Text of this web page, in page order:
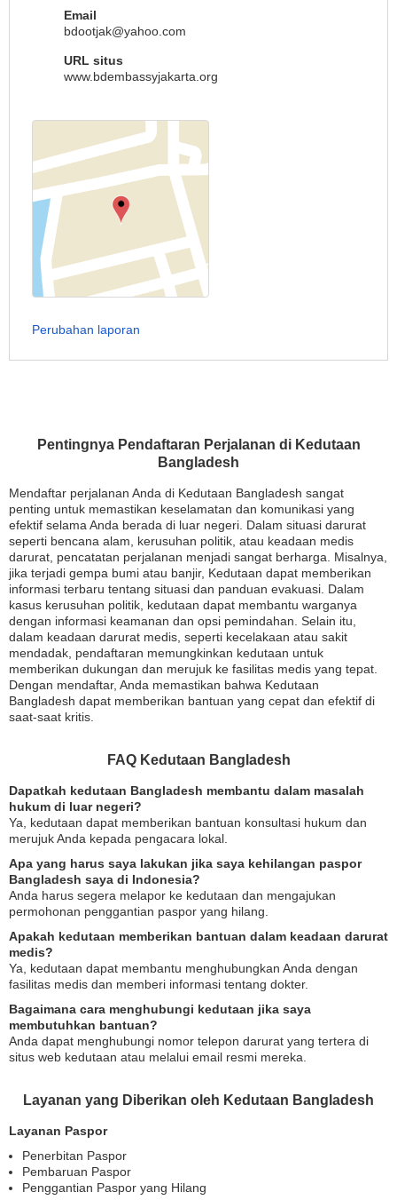
Pentingnya Pendaftaran Perjalanan di Kedutaan
Bangladesh
Mendaftar perjalanan Anda di Kedutaan Bangladesh sangat
penting untuk memastikan keselamatan dan komunikasi yang
efektif selama Anda berada di luar negeri. Dalam situasi darurat
seperti bencana alam, kerusuhan politik, atau keadaan medis
darurat, pencatatan perjalanan menjadi sangat berharga. Misalnya,
jika terjadi gempa bumi atau banjir, Kedutaan dapat memberikan
informasi terbaru tentang situasi dan panduan evakuasi. Dalam
kasus kerusuhan politik, kedutaan dapat membantu warganya
dengan informasi keamanan dan opsi pemindahan. Selain itu,
dalam keadaan darurat medis, seperti kecelakaan atau sakit
mendadak, pendaftaran memungkinkan kedutaan untuk
memberikan dukungan dan merujuk ke fasilitas medis yang tepat.
Dengan mendaftar, Anda memastikan bahwa Kedutaan
Bangladesh dapat memberikan bantuan yang cepat dan efektif di
saat-saat kritis.
FAQ Kedutaan Bangladesh
Dapatkah kedutaan Bangladesh membantu dalam masalah
hukum di luar negeri?
Ya, kedutaan dapat memberikan bantuan konsultasi hukum dan
merujuk Anda kepada pengacara lokal.
Apa yang harus saya lakukan jika saya kehilangan paspor
Bangladesh saya di Indonesia?
Anda harus segera melapor ke kedutaan dan mengajukan
permohonan penggantian paspor yang hilang.
Apakah kedutaan memberikan bantuan dalam keadaan darurat
medis?
Ya, kedutaan dapat membantu menghubungkan Anda dengan
fasilitas medis dan memberi informasi tentang dokter.
Bagaimana cara menghubungi kedutaan jika saya
membutuhkan bantuan?
Anda dapat menghubungi nomor telepon darurat yang tertera di
situs web kedutaan atau melalui email resmi mereka.
Layanan yang Diberikan oleh Kedutaan Bangladesh
Layanan Paspor
Penerbitan Paspor
Pembaruan Paspor
Penggantian Paspor yang Hilang
Email
bdootjak@yahoo.com
URL situs
www.bdembassyjakarta.org
Perubahan laporan